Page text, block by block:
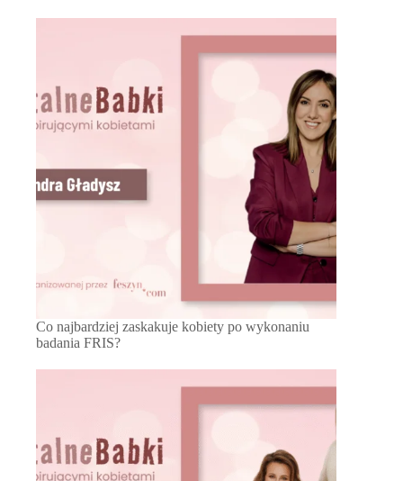
Co najbardziej zaskakuje kobiety po wykonaniu
badania FRIS?